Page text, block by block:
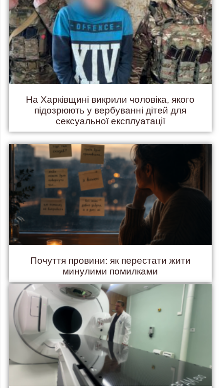
На Харківщині викрили чоловіка, якого
підозрюють у вербуванні дітей для
сексуальної експлуатації
Почуття провини: як перестати жити
минулими помилками